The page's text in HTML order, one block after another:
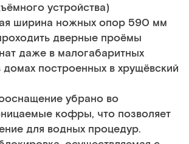
устройства)
ширина ножных опор 590 мм
дверные проёмы
даже в малогабаритных
домах построенных в хрущёвский
убрано во
кофры, что позволяет
для водных процедур.